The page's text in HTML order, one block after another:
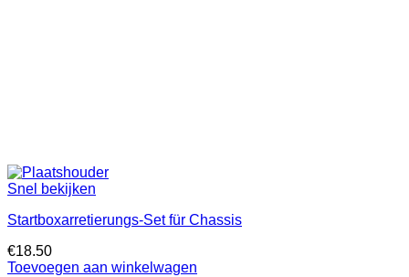
Snel bekijken
Startboxarretierungs-Set für Chassis
€18.50
Toevoegen aan winkelwagen